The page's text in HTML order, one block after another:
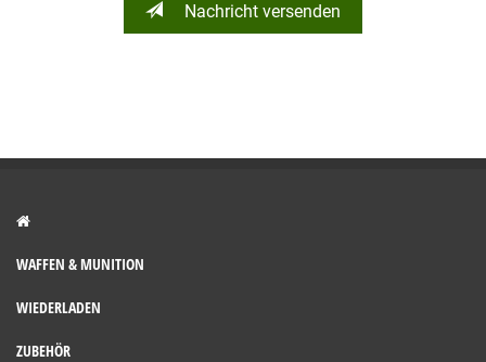
Nachricht versenden
WAFFEN & MUNITION
WIEDERLADEN
ZUBEHÖR